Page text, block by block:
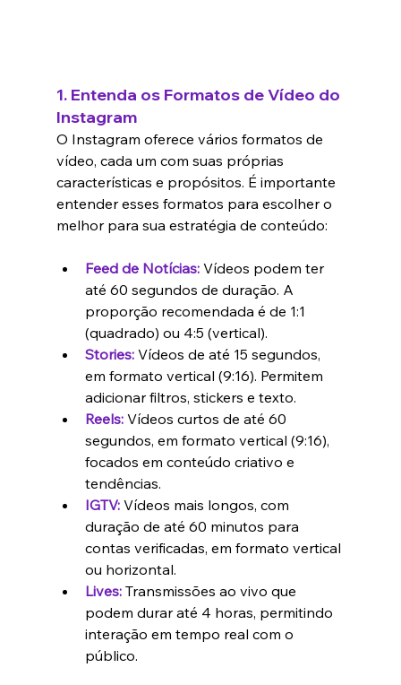
1. Entenda os Formatos de Vídeo do
Instagram
O Instagram oferece vários formatos de
vídeo, cada um com suas próprias
características e propósitos. É importante
entender esses formatos para escolher o
melhor para sua estratégia de conteúdo:
Feed de Notícias: Vídeos podem ter
até 60 segundos de duração. A
proporção recomendada é de 1:1
(quadrado) ou 4:5 (vertical).
Stories: Vídeos de até 15 segundos,
em formato vertical (9:16). Permitem
adicionar filtros, stickers e texto.
Reels: Vídeos curtos de até 60
segundos, em formato vertical (9:16),
focados em conteúdo criativo e
tendências.
IGTV: Vídeos mais longos, com
duração de até 60 minutos para
contas verificadas, em formato vertical
ou horizontal.
Lives: Transmissões ao vivo que
podem durar até 4 horas, permitindo
interação em tempo real com o
público.